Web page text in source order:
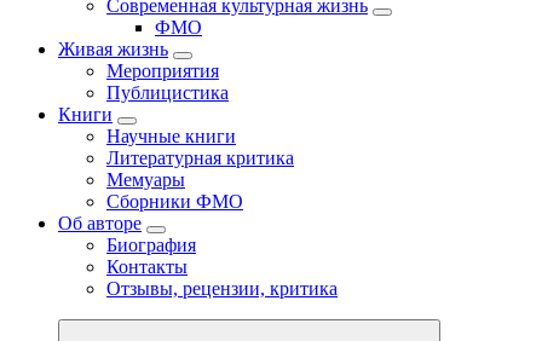
Современная культурная жизнь
ФМО
Живая жизнь
Мероприятия
Публицистика
Книги
Научные книги
Литературная критика
Мемуары
Сборники ФМО
Об авторе
Биография
Контакты
Отзывы, рецензии, критика